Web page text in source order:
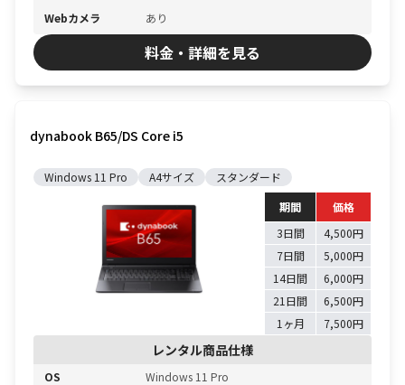
Webカメラ
あり
料金・詳細を見る
dynabook B65/DS Core i5
Windows 11 Pro A4サイズ
スタンダード
期間
価格
3日間
4,500円
7日間
5,000円
14日間
6,000円
21日間
6,500円
1ヶ月
7,500円
レンタル商品仕様
OS
Windows 11 Pro